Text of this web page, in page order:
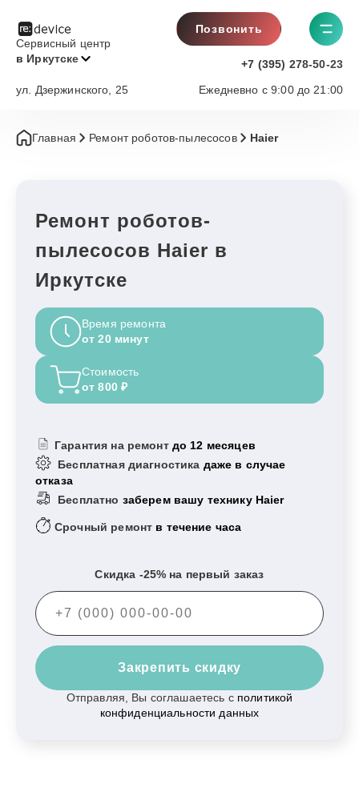
Сервисный центр
в Иркутске
Позвонить
+7 (395) 278-50-23
Ежедневно с 9:00 до 21:00
ул. Дзержинского, 25
Главная Ремонт роботов-пылесосов Haier
Ремонт роботов-
пылесосов Haier в
Иркутске
Время ремонта
от 20 минут
Стоимость
от 800 ₽
Гарантия на ремонт до 12 месяцев
Бесплатная диагностика даже в случае
отказа
Бесплатно заберем вашу технику Haier
Срочный ремонт в течение часа
Скидка -25% на первый заказ
Закрепить скидку
Отправляя, Вы соглашаетесь с политикой
конфиденциальности данных